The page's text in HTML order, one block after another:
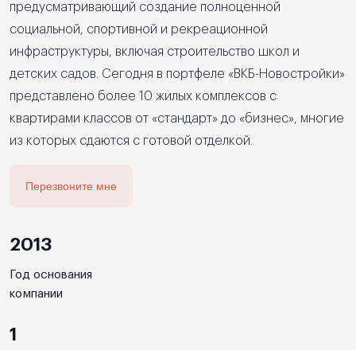
предусматривающий создание полноценной
социальной, спортивной и рекреационной
инфраструктуры, включая строительство школ и
детских садов. Сегодня в портфеле «ВКБ-Новостройки»
представлено более 10 жилых комплексов с
квартирами классов от «стандарт» до «бизнес», многие
из которых сдаются с готовой отделкой.
Перезвоните мне
2013
Год основания
компании
1